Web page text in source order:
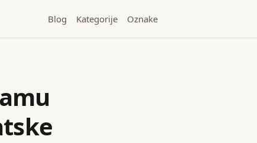
Blog Kategorije Oznake